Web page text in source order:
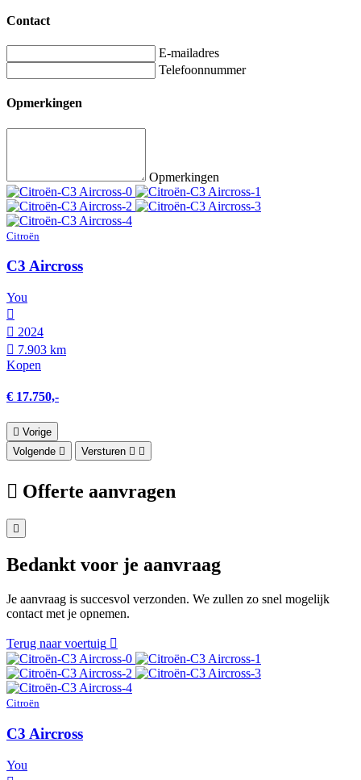
Contact
E-mailadres
Telefoonnummer
Opmerkingen
Opmerkingen
Citroën
C3 Aircross
You
2024
7.903 km
Kopen
€ 17.750,-
Vorige
Volgende
Versturen
Offerte aanvragen
Bedankt voor je aanvraag
Je aanvraag is succesvol verzonden. We zullen zo snel mogelijk
contact met je opnemen.
Terug naar voertuig
Citroën
C3 Aircross
You